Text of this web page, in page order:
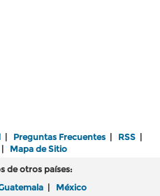
| Preguntas Frecuentes | RSS |
Mapa de Sitio
de otros países:
| México